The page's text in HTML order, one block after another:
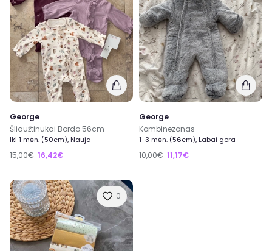
George
Šliaužtinukai Bordo 56cm
Iki 1 mėn. (50cm), Nauja
15,00€ 16,42€
George
Kombinezonas
1-3 mėn. (56cm), Labai gera
10,00€ 11,17€
0